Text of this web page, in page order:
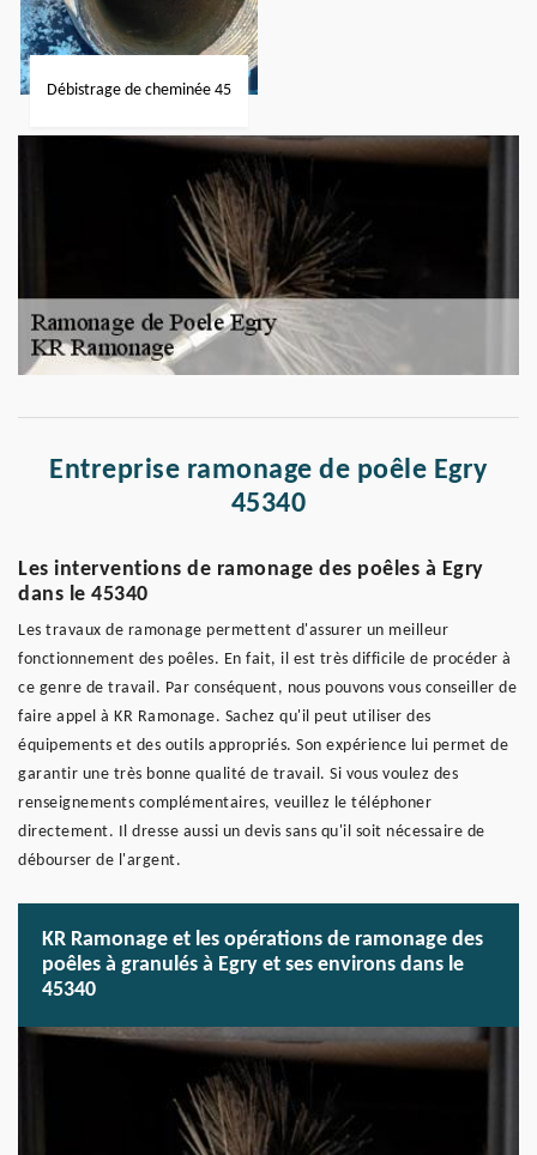
Débistrage de cheminée 45
Entreprise ramonage de poêle Egry
45340
Les interventions de ramonage des poêles à Egry
dans le 45340
Les travaux de ramonage permettent d'assurer un meilleur
fonctionnement des poêles. En fait, il est très difficile de procéder à
ce genre de travail. Par conséquent, nous pouvons vous conseiller de
faire appel à KR Ramonage. Sachez qu'il peut utiliser des
équipements et des outils appropriés. Son expérience lui permet de
garantir une très bonne qualité de travail. Si vous voulez des
renseignements complémentaires, veuillez le téléphoner
directement. Il dresse aussi un devis sans qu'il soit nécessaire de
débourser de l'argent.
KR Ramonage et les opérations de ramonage des
poêles à granulés à Egry et ses environs dans le
45340